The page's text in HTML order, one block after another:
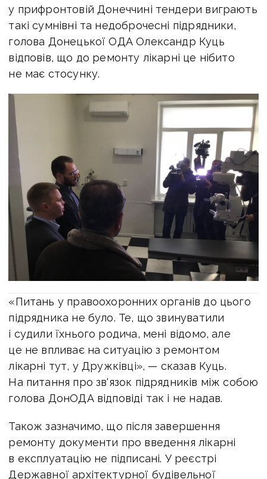
у прифронтовій Донеччині тендери виграють
такі сумнівні та недоброчесні підрядники,
голова Донецької ОДА Олександр Куць
відповів, що до ремонту лікарні це нібито
не має стосунку.
«Питань у правоохоронних органів до цього
підрядника не було. Те, що звинуватили
і судили їхнього родича, мені відомо, але
це не впливає на ситуацію з ремонтом
лікарні тут, у Дружківці», — сказав Куць.
На питання про зв'язок підрядників між собою
голова ДонОДА відповіді так і не надав.
Також зазначимо, що після завершення
ремонту документи про введення лікарні
в експлуатацію не підписані. У реєстрі
Державної архітектурної будівельної